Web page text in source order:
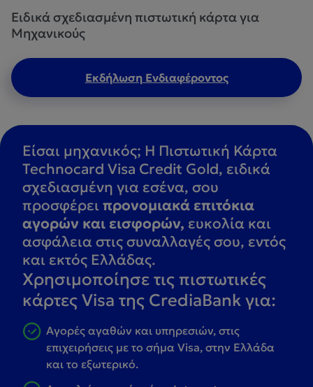
Ειδικά σχεδιασμένη πιστωτική κάρτα για
Μηχανικούς
Εκδήλωση Ενδιαφέροντος
Είσαι μηχανικός; H Πιστωτική Κάρτα
Technocard Visa Credit Gold, ειδικά
σχεδιασμένη για εσένα, σου
προσφέρει προνομιακά επιτόκια
αγορών και εισφορών, ευκολία και
ασφάλεια στις συναλλαγές σου, εντός
και εκτός Ελλάδας.
Χρησιμοποίησε τις πιστωτικές
κάρτες Visa της CrediaBank για:
Αγορές αγαθών και υπηρεσιών, στις
επιχειρήσεις με το σήμα Visa, στην Ελλάδα
και το εξωτερικό.